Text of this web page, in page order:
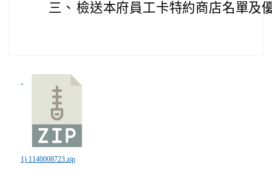
三、 檢送本府員工卡特約商店名單及
1) 1140008723.zip